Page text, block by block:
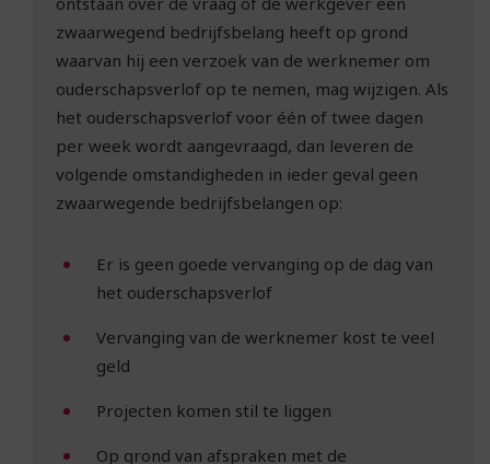
zwaarwegend bedrijfsbelang heeft op grond
waarvan hij een verzoek van de werknemer om
ouderschapsverlof op te nemen, mag wijzigen. Als
het ouderschapsverlof voor één of twee dagen
per week wordt aangevraagd, dan leveren de
volgende omstandigheden in ieder geval geen
zwaarwegende bedrijfsbelangen op:
Er is geen goede vervanging op de dag van
het ouderschapsverlof
Vervanging van de werknemer kost te veel
geld
Projecten komen stil te liggen
Op grond van afspraken met de